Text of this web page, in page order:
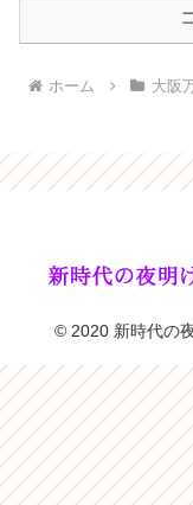
ホーム 大阪
© 2020 新時代の